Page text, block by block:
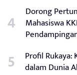
Dorong
Mahasiswa
Profil
dalam Dunia